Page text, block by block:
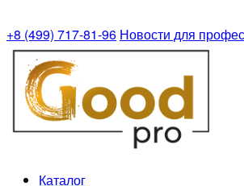
+8 (499) 717-81-96 Новости для
Каталог